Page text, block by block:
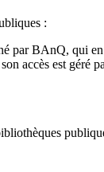
:
par BAnQ, qui en
accès est